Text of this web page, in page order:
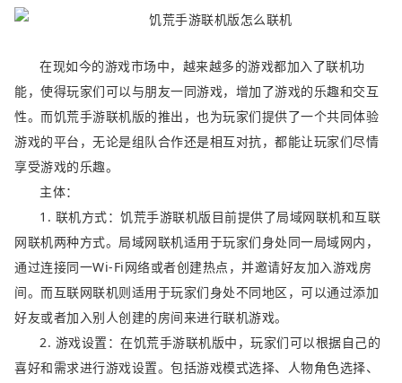
在现如今的游戏市场中，越来越多的游戏都加入了联机功
能，使得玩家们可以与朋友一同游戏，增加了游戏的乐趣和交互
性。而饥荒手游联机版的推出，也为玩家们提供了一个共同体验
游戏的平台，无论是组队合作还是相互对抗，都能让玩家们尽情
享受游戏的乐趣。
主体：
1. 联机方式：饥荒手游联机版目前提供了局域网联机和互联
网联机两种方式。局域网联机适用于玩家们身处同一局域网内，
通过连接同一Wi-Fi网络或者创建热点，并邀请好友加入游戏房
间。而互联网联机则适用于玩家们身处不同地区，可以通过添加
好友或者加入别人创建的房间来进行联机游戏。
2. 游戏设置：在饥荒手游联机版中，玩家们可以根据自己的
喜好和需求进行游戏设置。包括游戏模式选择、人物角色选择、